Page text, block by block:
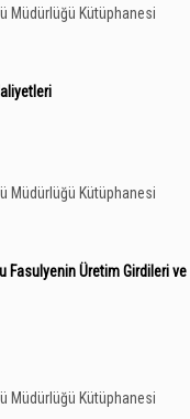
Müdürlüğü Kütüphanesi
Müdürlüğü Kütüphanesi
Fasulyenin Üretim Girdileri ve
Müdürlüğü Kütüphanesi